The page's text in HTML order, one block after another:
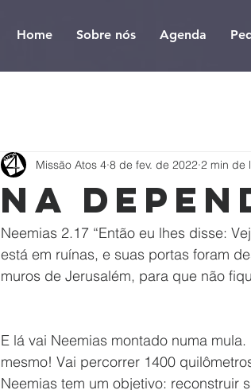
Home Sobre nós Agenda
Na
Missão Atos 4 8 de fev. de 2022 2 min de
Neemias 2.17 “Então eu lhes disse:
está em ruínas, e suas portas foram
muros de Jerusalém, para que não
E lá vai Neemias montado numa
mesmo! Vai percorrer 1400
Neemias tem um objetivo: reconstruir